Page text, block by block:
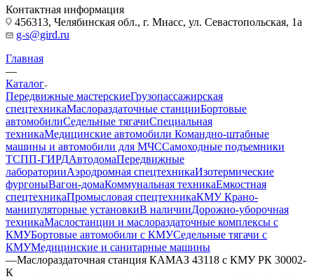
Контактная информация
456313, Челябинская обл., г. Миасс, ул. Севастопольская, 1а
g-s@gird.ru
Главная
—
Каталог
Передвижные мастерскиеГрузопассажирская
спецтехникаМаслораздаточные станцииБортовые
автомобилиСедельные тягачиСпециальная
техникаМедицинские автомобили Командно-штабные
машины и автомобили для МЧССамоходные подъемники
ТСПП-ГИРДАвтодомаПередвижные
лабораторииАэродромная спецтехникаИзотермические
фургоныВагон-домаКоммунальная техникаЕмкостная
спецтехникаПромысловая спецтехникаКМУ Крано-
манипуляторные установкиВ наличииДорожно-уборочная
техникаМаслостанции и маслораздаточные комплексы с
КМУБортовые автомобили с КМУСедельные тягачи с
КМУМедицинские и санитарные машины
—Маслораздаточная станция КАМАЗ 43118 с КМУ РК 30002-
К